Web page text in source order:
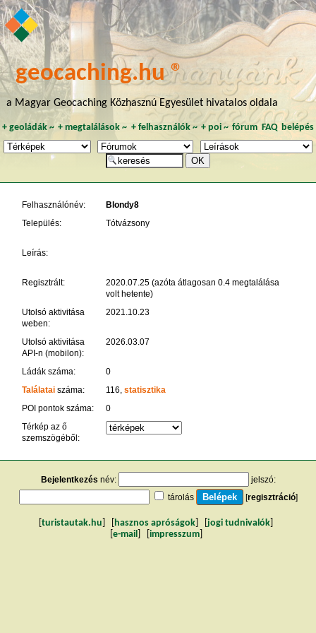
geocaching.hu ®
a Magyar Geocaching Közhasznú Egyesület hivatalos oldala
+ geoládák~ +megtalálások ~ + felhasználók~ + poi~ fórum FAQ belépés
Felhasználónév:
Blondy8
Település:
Tótvázsony
Leírás:
Regisztrált:
2020.07.25 (azóta átlagosan 0.4 megtalálása
volt hetente)
Utolsó aktivitása
weben:
2021.10.23
Utolsó aktivitása
API-n (mobilon):
2026.03.07
Ládák száma:
0
Találataiszáma: 116, statisztika
POI pontok száma:
0
Térkép az ő
szemszögéből:
Bejelentkezés név:
jelszó:
tárolás
[regisztráció]
turistautak.hu hasznos apróságok jogi tudnivalók
e-mail impresszum]